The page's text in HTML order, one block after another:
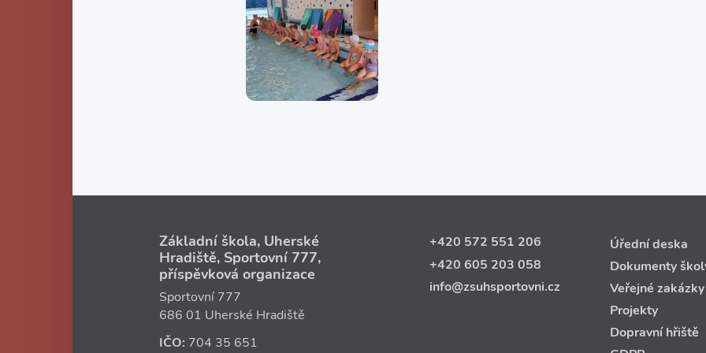
Základní škola, Uherské
Hradiště, Sportovní 777,
příspěvková organizace
Sportovní 777
686 01 Uherské Hradiště
IČO: 704 35 651
+420 572 551 206
+420 605 203 058
info@zsuhsportovni.cz
Úřední deska
Dokumenty
Veřejné zakázky
Projekty
Dopravní hřiště